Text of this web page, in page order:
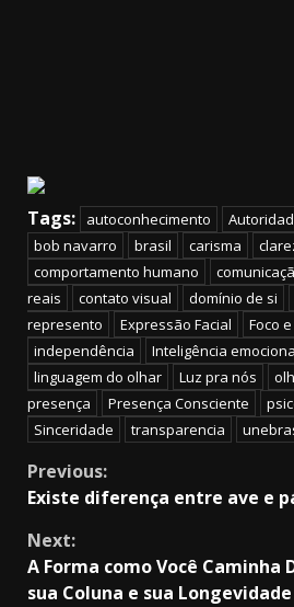
Tags: autoconhecimento
bob navarro
brasil carisma
comportamento humano
reais
contato visual domínio de si
represento
Expressão Facial
Foco
independência
Inteligência
linguagem do olhar
Luz pra nós
presença
Presença Consciente
Sinceridade
transparencia
Continue
Previous:
Existe diferença entre ave e
Next:
A Forma como Você Caminha
sua Coluna e sua Longevidade